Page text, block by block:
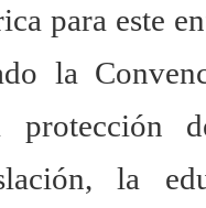
para este
la
protección
la